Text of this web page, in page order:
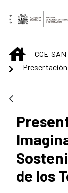
Saltar al
INICIO
CCE-
de los